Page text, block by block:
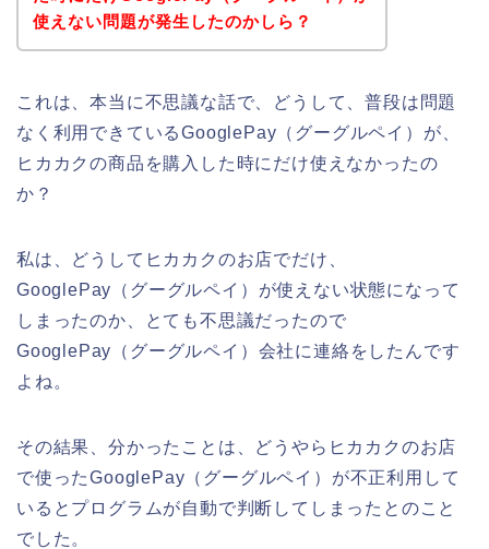
使えない問題が発生したのかしら？
これは、本当に不思議な話で、どうして、普段は問題
なく利用できているGooglePay（グーグルペイ）が、
ヒカカクの商品を購入した時にだけ使えなかったの
か？
私は、どうしてヒカカクのお店でだけ、
GooglePay（グーグルペイ）が使えない状態になって
しまったのか、とても不思議だったので
GooglePay（グーグルペイ）会社に連絡をしたんです
よね。
その結果、分かったことは、どうやらヒカカクのお店
で使ったGooglePay（グーグルペイ）が不正利用して
いるとプログラムが自動で判断してしまったとのこと
でした。